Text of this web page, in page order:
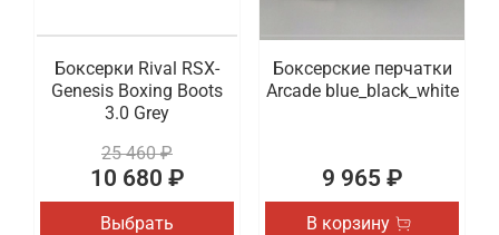
Боксерки Rival RSX-
Genesis Boxing Boots
3.0 Grey
25 460 ₽
10 680 ₽
Выбрать
Боксерские перчатки
Arcade blue_black_white
9 965 ₽
В корзину